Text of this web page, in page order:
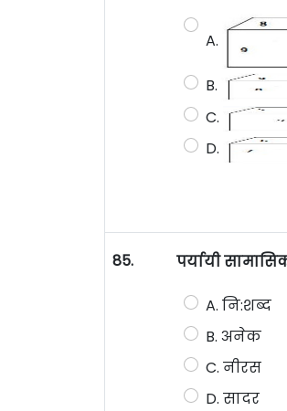
A.
B.
C.
D.
85. पर्यायी
A. नि:शब्द
B. अनेक
C. नीरस
D. सादर